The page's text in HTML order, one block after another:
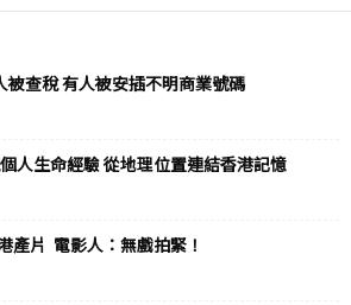
查稅 有人被安插不明商業號碼
人生命經驗 從地理位置連結香港記憶
產片 電影人：無戲拍緊！